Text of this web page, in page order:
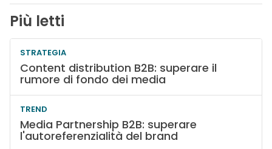
Più letti
STRATEGIA
Content distribution B2B: superare il
rumore di fondo dei media
TREND
Media Partnership B2B: superare
l'autoreferenzialità del brand